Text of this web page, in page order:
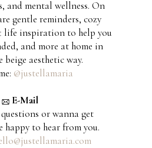
and mental wellness. On
gentle reminders, cozy
life inspiration to help you
and more at home in
beige aesthetic way.
@justellamaria
E-Mail
or wanna get
happy to hear from you.